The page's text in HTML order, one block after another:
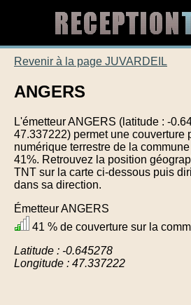
Revenir à la page JUVARDEIL
ANGERS
L'émetteur ANGERS (latitude : -
47.337222) permet une couverture
numérique terrestre de la
41%. Retrouvez la position
TNT sur la carte ci-dessous puis
dans sa direction.
Émetteur ANGERS
41 % de couverture sur la
Latitude : -0.645278
Longitude : 47.337222